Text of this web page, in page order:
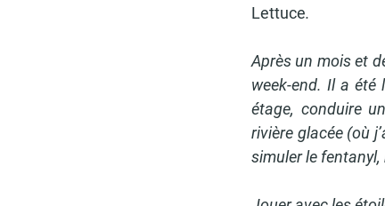
Lettuce.
Après un mois et
week-end. Il a été
étage, conduire
rivière glacée (où
simuler le